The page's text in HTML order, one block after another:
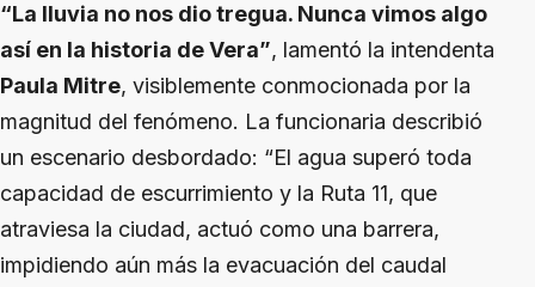
“La lluvia no nos dio tregua. Nunca vimos algo
así en la historia de Vera”, lamentó la intendenta
Paula Mitre, visiblemente conmocionada por la
magnitud del fenómeno. La funcionaria describió
un escenario desbordado: “El agua superó toda
capacidad de escurrimiento y la Ruta 11, que
atraviesa la ciudad, actuó como una barrera,
impidiendo aún más la evacuación del caudal